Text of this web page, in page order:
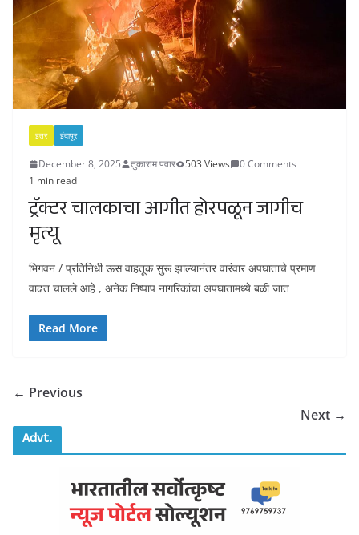
इतर इंदापूर
December 8, 2025 तुकाराम पवार 503 Views
0 Comments
1 min read
ट्रॅक्टर चालकाचा आगीत होरपळून जागीच
मृत्यू
भिगवन / प्रतिनिधी ऊस वाहतूक सुरू झाल्यानंतर वारंवार अपघाताचे प्रमाण
वाढत चालले आहे , अनेक निष्पाप नागरिकांचा अपघातामध्ये बळी जात
Read More
← Previous
Next →
Advt.